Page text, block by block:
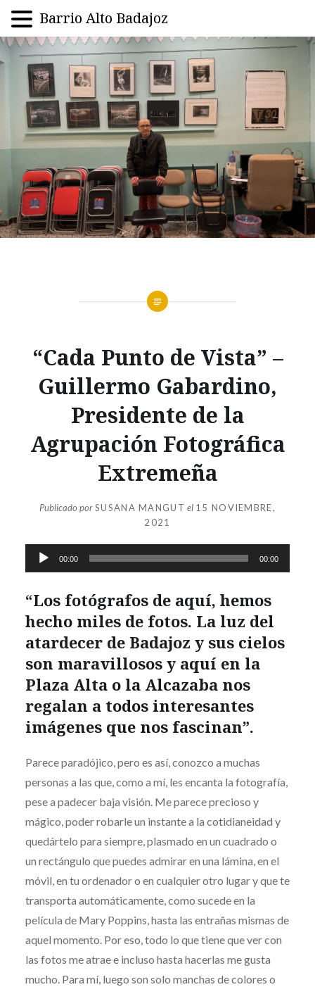
Saltar
al
contenido
“Cada Punto de Vista” –
Guillermo Gabardino,
Presidente de la
Agrupación Fotográfica
Extremeña
Publicado porSUSANA MANGUT el 15 NOVIEMBRE,
2021
Reproductor
de
audio
00:00 00:00
“Los fotógrafos de aquí, hemos
hecho miles de fotos. La luz del
atardecer de Badajoz y sus cielos
son maravillosos y aquí en la
Plaza Alta o la Alcazaba nos
regalan a todos interesantes
imágenes que nos fascinan”.
Parece paradójico, pero es así, conozco a muchas
personas a las que, como a mí, les encanta la fotografía,
pese a padecer baja visión. Me parece precioso y
mágico, poder robarle un instante a la cotidianeidad y
quedártelo para siempre, plasmado en un cuadrado o
un rectángulo que puedes admirar en una lámina, en el
móvil, en tu ordenador o en cualquier otro lugar y que te
transporta automáticamente, como sucede en la
película de Mary Poppins, hasta las entrañas mismas de
aquel momento. Por eso, todo lo que tiene que ver con
las fotos me atrae e incluso hasta hacerlas me gusta
mucho. Para mí, luego son solo manchas de colores o
Barrio Alto Badajoz